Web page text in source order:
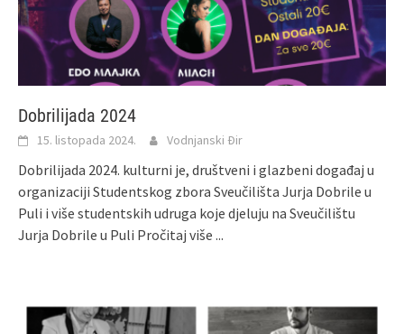
Dobrilijada 2024
15. listopada 2024. Vodnjanski Đir
Dobrilijada 2024. kulturni je, društveni i glazbeni događaj u
organizaciji Studentskog zbora Sveučilišta Jurja Dobrile u
Puli i više studentskih udruga koje djeluju na Sveučilištu
Jurja Dobrile u Puli Pročitaj više ...